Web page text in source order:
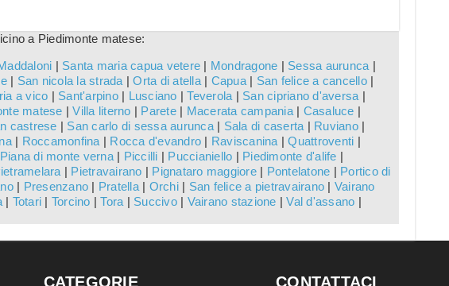
a Piedimonte matese:
| Santa maria capua vetere | Mondragone | Sessa aurunca |
| San nicola la strada |Orta di atella| Capua| San felice a cancello|
a vico | Sant'arpino| Lusciano |Teverola | San cipriano d'aversa |
matese |Villa literno | Parete| Macerata campania| Casaluce |
castrese | San carlo di sessa aurunca| Sala di caserta | Ruviano|
| Roccamonfina | Rocca d'evandro | Raviscanina |Quattroventi |
Piana di monte verna| Piccilli | Puccianiello | Piedimonte d'alife |
| Pietravairano | Pignataro maggiore| Pontelatone | Portico di
| Presenzano | Pratella| Orchi| San felice a pietravairano | Vairano
| Totari | Torcino |Tora | Succivo| Vairano stazione |Val d'assano |
CATEGORIE CONTATTACI